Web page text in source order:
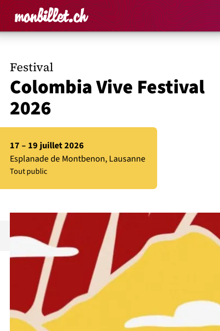
Accueil Rechercher un
Panier
Festival
Colombia Vive Festival
2026
17 – 19 juillet 2026
Esplanade de Montbenon, Lausanne
Tout public
Des billets sont aussi en vente sur place !
Versión en español : ver más abajo
Le Colombia Vive Festival revient
pour sa 24eédition !